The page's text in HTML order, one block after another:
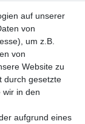
habe. Meine
auf unserer
von
um z.B.
von
Website zu
durch gesetzte
wir in den
aufgrund eines